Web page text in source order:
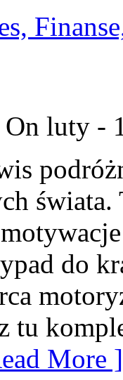
On luty -
do
tu
More ]